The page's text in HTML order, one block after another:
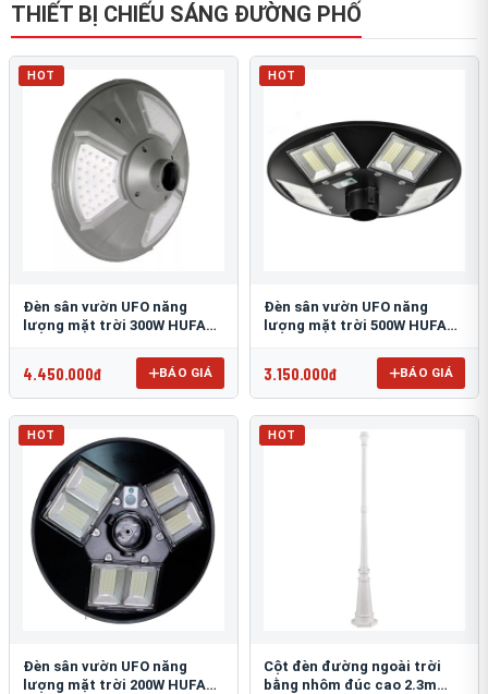
THIẾT BỊ CHIẾU SÁNG ĐƯỜNG PHỐ
HOT
Đèn sân vườn UFO năng
lượng mặt trời 300W HUFA
4.450.000đ BÁO GIÁ
HOT
Đèn sân vườn UFO năng
lượng mặt trời 500W HUFA
3.150.000đ BÁO GIÁ
HOT
Đèn sân vườn UFO năng
lượng mặt trời 200W HUFA
HOT
Cột đèn đường ngoài trời
bằng nhôm đúc cao 2.3m